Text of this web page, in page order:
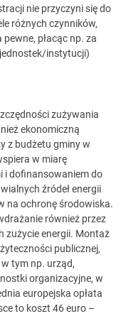
nie przyczyni się do
różnych czynników,
płacąc np. za
instytucji)
zużywania
ekonomiczną
z budżetu gminy w
w miarę
i dofinansowaniem do
źródeł energii
na ochronę środowiska.
również przez
zużycie energii. Montaż
publicznej,
tym np. urząd,
organizacyjne, w
europejska opłata
to koszt 46 euro –